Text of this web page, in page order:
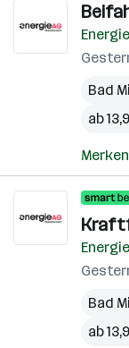
Bad
ab
Merken
Bad
ab